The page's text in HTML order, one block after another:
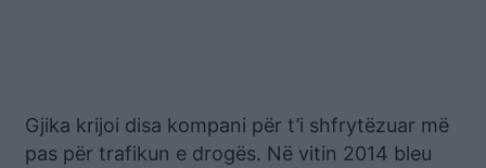
Gjika krijoi disa kompani për t’i shfrytëzuar më
pas për trafikun e drogës. Në vitin 2014 bleu